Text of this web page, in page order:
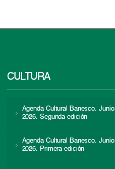
CULTURA
Agenda Cultural Banesco. Junio
2026. Segunda edición
Agenda Cultural Banesco. Junio
2026. Primera edición